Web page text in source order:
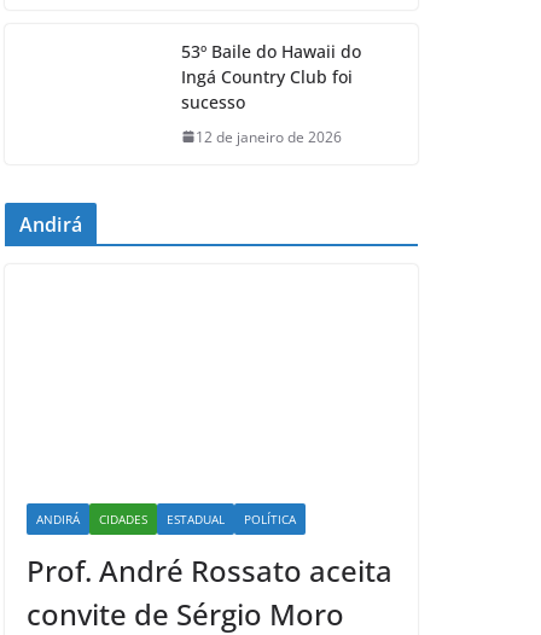
53º Baile do Hawaii do
Ingá Country Club foi
sucesso
12 de janeiro de 2026
Andirá
ANDIRÁ CIDADES ESTADUAL POLÍTICA
Prof. André Rossato aceita
convite de Sérgio Moro